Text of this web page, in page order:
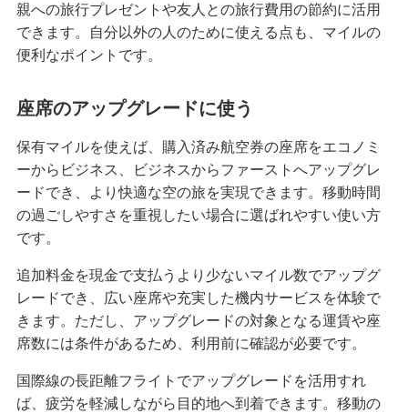
親への旅行プレゼントや友人との旅行費用の節約に活用
できます。自分以外の人のために使える点も、マイルの
便利なポイントです。
座席のアップグレードに使う
保有マイルを使えば、購入済み航空券の座席をエコノミ
ーからビジネス、ビジネスからファーストへアップグレ
ードでき、より快適な空の旅を実現できます。移動時間
の過ごしやすさを重視したい場合に選ばれやすい使い方
です。
追加料金を現金で支払うより少ないマイル数でアップグ
レードでき、広い座席や充実した機内サービスを体験で
きます。ただし、アップグレードの対象となる運賃や座
席数には条件があるため、利用前に確認が必要です。
国際線の長距離フライトでアップグレードを活用すれ
ば、疲労を軽減しながら目的地へ到着できます。移動の